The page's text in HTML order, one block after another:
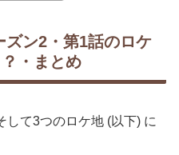
ズン2・第1話のロケ
・まとめ
して3つのロケ地 (以下) に